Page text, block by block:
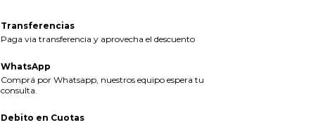
Transferencias
Paga via transferencia y aprovecha el descuento
WhatsApp
Comprá por Whatsapp, nuestros equipo espera tu
consulta.
Debito en Cuotas